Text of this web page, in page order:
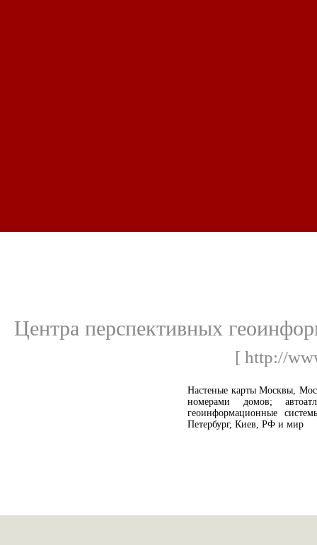
Центра перспективных
[ http://
Настеные карты Москвы,
номерами домов;
геоинформационные
Петербург, Киев, РФ и мир